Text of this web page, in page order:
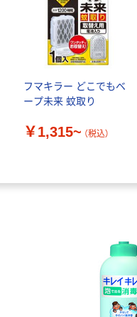
フマキラー どこでもベ
ープ未来 蚊取り
￥1,315~ （税込）